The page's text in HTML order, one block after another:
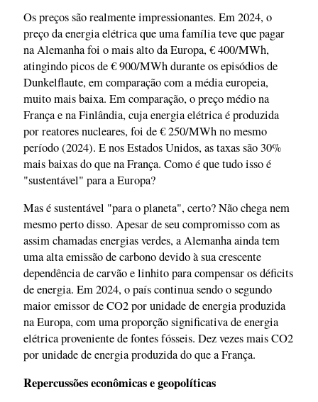
Os preços são realmente impressionantes. Em 2024, o
preço da energia elétrica que uma família teve que pagar
na Alemanha foi o mais alto da Europa, € 400/MWh,
atingindo picos de € 900/MWh durante os episódios de
Dunkelflaute, em comparação com a média europeia,
muito mais baixa. Em comparação, o preço médio na
França e na Finlândia, cuja energia elétrica é produzida
por reatores nucleares, foi de € 250/MWh no mesmo
período (2024). E nos Estados Unidos, as taxas são 30%
mais baixas do que na França. Como é que tudo isso é
"sustentável" para a Europa?
Mas é sustentável "para o planeta", certo? Não chega nem
mesmo perto disso. Apesar de seu compromisso com as
assim chamadas energias verdes, a Alemanha ainda tem
uma alta emissão de carbono devido à sua crescente
dependência de carvão e linhito para compensar os déficits
de energia. Em 2024, o país continua sendo o segundo
maior emissor de CO2 por unidade de energia produzida
na Europa, com uma proporção significativa de energia
elétrica proveniente de fontes fósseis. Dez vezes mais CO2
por unidade de energia produzida do que a França.
Repercussões econômicas e geopolíticas